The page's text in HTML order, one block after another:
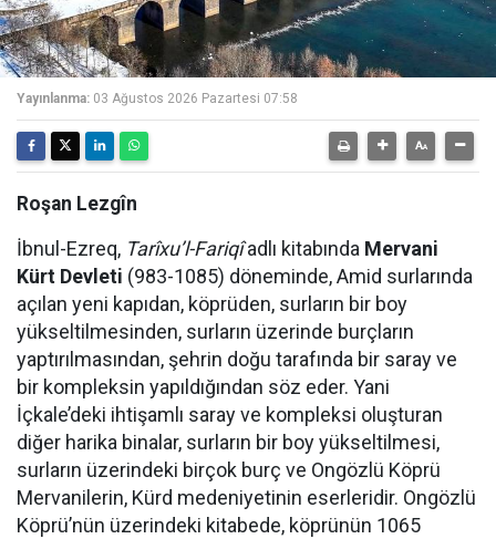
Yayınlanma: 03 Ağustos 2026 Pazartesi 07:58
Roşan Lezgîn
İbnul-Ezreq, Tarîxu’l-Fariqîadlı kitabında Mervani
Kürt Devleti (983-1085) döneminde, Amid surlarında
açılan yeni kapıdan, köprüden, surların bir boy
yükseltilmesinden, surların üzerinde burçların
yaptırılmasından, şehrin doğu tarafında bir saray ve
bir kompleksin yapıldığından söz eder. Yani
İçkale’deki ihtişamlı saray ve kompleksi oluşturan
diğer harika binalar, surların bir boy yükseltilmesi,
surların üzerindeki birçok burç ve Ongözlü Köprü
Mervanilerin, Kürd medeniyetinin eserleridir. Ongözlü
Köprü’nün üzerindeki kitabede, köprünün 1065